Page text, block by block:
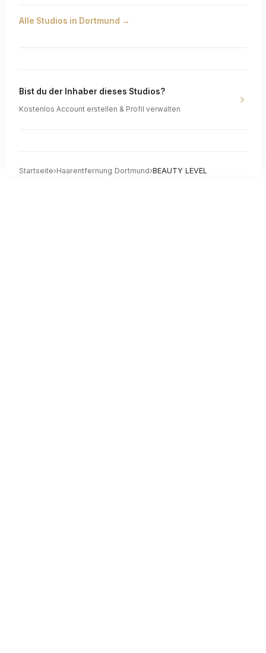
Alle Studios in Dortmund →
Bist du der Inhaber dieses Studios?
Kostenlos Account erstellen & Profil verwalten
Startseite›Haarentfernung Dortmund›BEAUTY LEVEL